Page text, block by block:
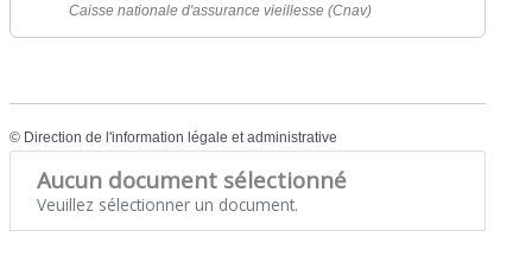
Caisse nationale d'assurance vieillesse (Cnav)
© Direction de l'information légale et administrative
Aucun document sélectionné
Veuillez sélectionner un document.